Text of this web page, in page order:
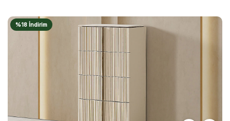
%18 İndirim